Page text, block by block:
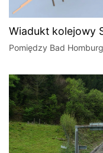
Wiadukt kolejowy
Pomiędzy Bad